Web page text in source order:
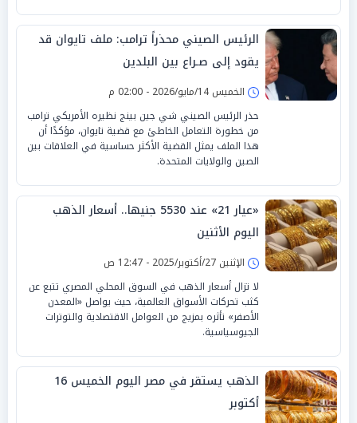
الرئيس الصيني محذراً ترامب: ملف تايوان قد
يقود إلى صـراع بين البلدين
الخميس 14/مايو/2026 - 02:00 م
حذر الرئيس الصيني شي جين بينج نظيره الأمريكي ترامب
من خطورة التعامل الخاطئ مع قضية تايوان، مؤكدًا أن
هذا الملف يمثل القضية الأكثر حساسية في العلاقات بين
الصين والولايات المتحدة.
«عيار 21» عند 5530 جنيها.. أسعار الذهب
اليوم الأثنين
الإثنين 27/أكتوبر/2025 - 12:47 ص
لا تزال أسعار الذهب في السوق المحلي المصري تتبع عن
كثب تحركات الأسواق العالمية، حيث يواصل «المعدن
الأصفر» تأثره بمزيج من العوامل الاقتصادية والتوترات
الجيوسياسية.
الذهب يستقر في مصر اليوم الخميس 16
أكتوبر